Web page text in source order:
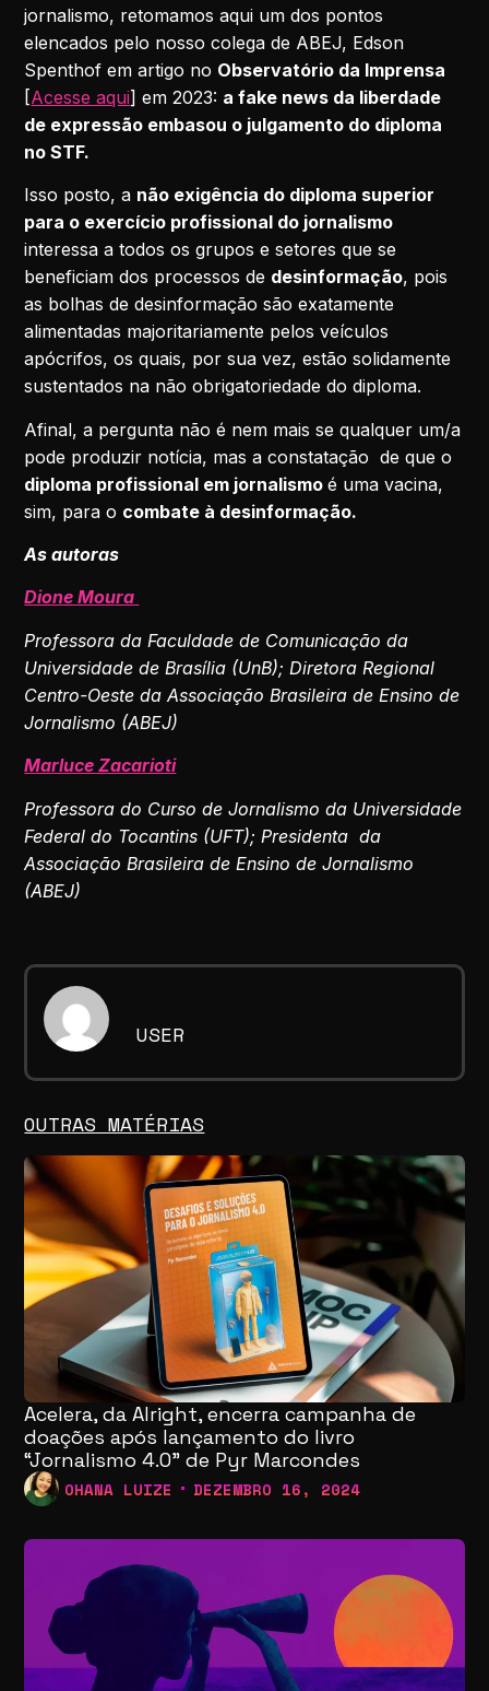
jornalismo, retomamos aqui um dos pontos
elencados pelo nosso colega de ABEJ, Edson
Spenthof em artigo no Observatório da Imprensa
[Acesse aqui] em 2023: a fake news da liberdade
de expressão embasou o julgamento do diploma
no STF.
Isso posto, a não exigência do diploma superior
para o exercício profissional do jornalismo
interessa a todos os grupos e setores que se
beneficiam dos processos de desinformação, pois
as bolhas de desinformação são exatamente
alimentadas majoritariamente pelos veículos
apócrifos, os quais, por sua vez, estão solidamente
sustentados na não obrigatoriedade do diploma.
Afinal, a pergunta não é nem mais se qualquer um/a
pode produzir notícia, mas a constatação de que o
diploma profissional em jornalismoé uma vacina,
sim, para o combate à desinformação.
As autoras
Dione Moura
Professora da Faculdade de Comunicação da
Universidade de Brasília (UnB); Diretora Regional
Centro-Oeste da Associação Brasileira de Ensino de
Jornalismo (ABEJ)
Marluce Zacarioti
Professora do Curso de Jornalismo da Universidade
Federal do Tocantins (UFT); Presidenta da
Associação Brasileira de Ensino de Jornalismo
(ABEJ)
USER
OUTRAS MATÉRIAS
Acelera, da Alright, encerra campanha de
doações após lançamento do livro
“Jornalismo 4.0” de Pyr Marcondes
OHANA LUIZE DEZEMBRO 16, 2024